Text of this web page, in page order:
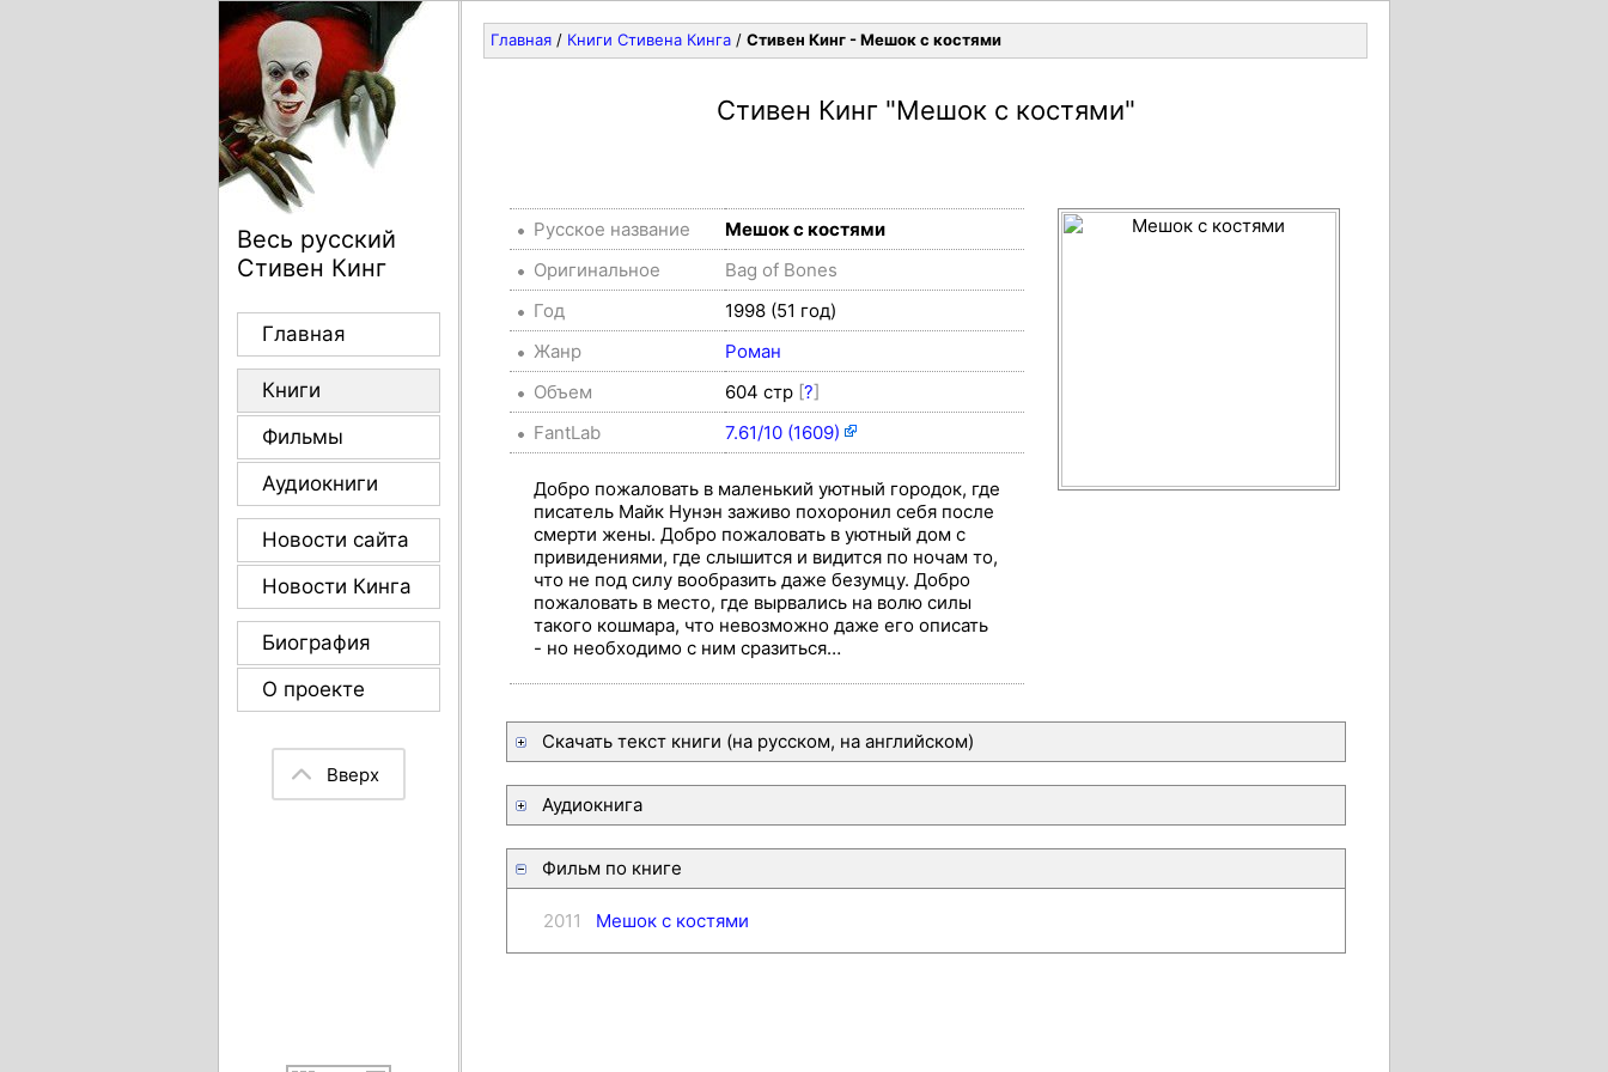
Весь русский
Стивен Кинг
Главная
Книги
Фильмы
Аудиокниги
Новости сайта
Новости Кинга
Биография
О проекте
Вверх
Главная / Книги Стивена Кинга / Стивен Кинг - Мешок с костями
Стивен Кинг "Мешок с костями"
Русское название
Мешок с костями
Оригинальное
Bag of Bones
Год
1998 (51 год)
Жанр
Роман
Объем
604 стр [?]
FantLab
7.61/10 (1609)
Добро пожаловать в маленький уютный городок, где
писатель Майк Нунэн заживо похоронил себя после
смерти жены. Добро пожаловать в уютный дом с
привидениями, где слышится и видится по ночам то,
что не под силу вообразить даже безумцу. Добро
пожаловать в место, где вырвались на волю силы
такого кошмара, что невозможно даже его описать
- но необходимо с ним сразиться…
Скачать текст книги (на русском, на английском)
Аудиокнига
Фильм по книге
2011 Мешок с костями